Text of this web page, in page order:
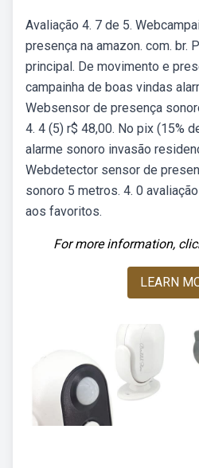
Avaliação 4. 7 de 5.
presença na amazon. com. br.
principal. De movimento e
campainha de boas vindas
Websensor de presença
4. 4 (5) r$ 48,00. No pix (15%
alarme sonoro invasão
Webdetector sensor de
sonoro 5 metros. 4. 0
aos favoritos.
For more information,
LEARN